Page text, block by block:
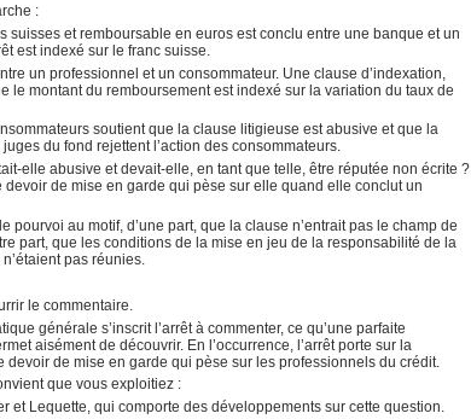
:
suisses et remboursable en euros est conclu entre une banque et un
est indexé sur le franc suisse.
un professionnel et un consommateur. Une clause d’indexation,
le montant du remboursement est indexé sur la variation du taux de
soutient que la clause litigieuse est abusive et que la
du fond rejettent l’action des consommateurs.
elle abusive et devait-elle, en tant que telle, être réputée non écrite ?
de mise en garde qui pèse sur elle quand elle conclut un
pourvoi au motif, d’une part, que la clause n’entrait pas le champ de
part, que les conditions de la mise en jeu de la responsabilité de la
pas réunies.
le commentaire.
générale s’inscrit l’arrêt à commenter, ce qu’une parfaite
aisément de découvrir. En l’occurrence, l’arrêt porte sur la
de mise en garde qui pèse sur les professionnels du crédit.
que vous exploitiez :
et Lequette, qui comporte des développements sur cette question.